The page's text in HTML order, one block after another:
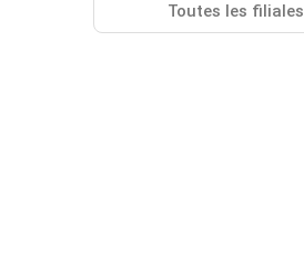
Toutes les filiales